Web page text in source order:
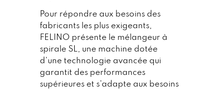
Pour répondre aux besoins des
fabricants les plus exigeants,
FELINO présente le mélangeur à
spirale SL, une machine dotée
d'une technologie avancée qui
garantit des performances
supérieures et s'adapte aux besoins